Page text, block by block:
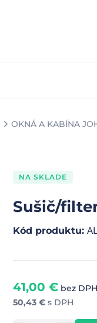
OKNÁ A KABÍNA
NA SKLADE
Sušič/
Kód produktu:
41,00 € bez DPH
50,43 € s DPH